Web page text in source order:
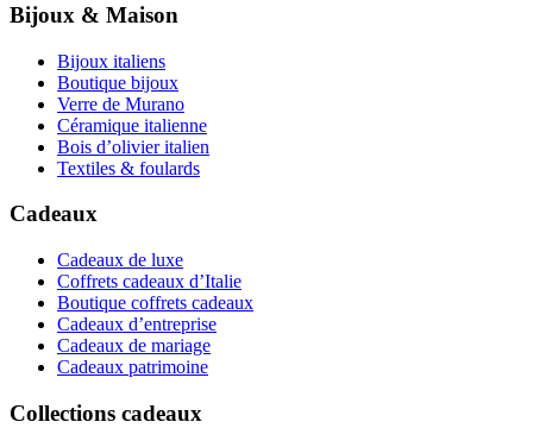
Bijoux & Maison
Bijoux italiens
Boutique bijoux
Verre de Murano
Céramique italienne
Bois d’olivier italien
Textiles & foulards
Cadeaux
Cadeaux de luxe
Coffrets cadeaux d’Italie
Boutique coffrets cadeaux
Cadeaux d’entreprise
Cadeaux de mariage
Cadeaux patrimoine
Collections cadeaux